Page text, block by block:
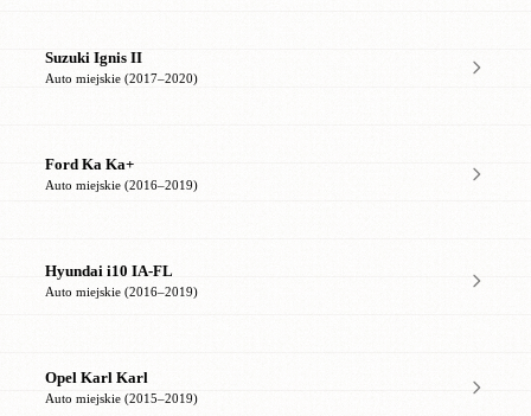
Suzuki Ignis II
Auto miejskie (2017–2020)
Ford Ka Ka+
Auto miejskie (2016–2019)
Hyundai i10 IA-FL
Auto miejskie (2016–2019)
Opel Karl Karl
Auto miejskie (2015–2019)